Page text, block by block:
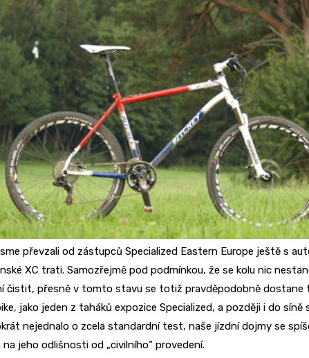
převzali od zástupců Specialized Eastern Europe ještě s
XC trati. Samozřejmě pod podmínkou, že se kolu nic
čistit, přesně v tomto stavu se totiž pravděpodobně dostane
jako jeden z taháků expozice Specialized, a později i do síně
nejednalo o zcela standardní test, naše jízdní dojmy se
na jeho odlišnosti od „civilního“ provedení.